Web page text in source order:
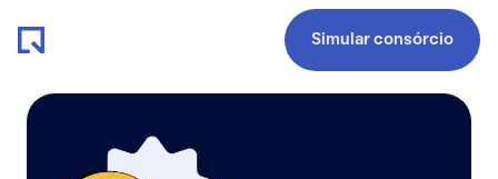
Simular consórcio